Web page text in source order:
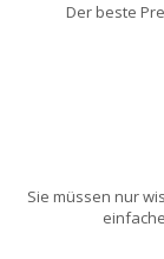
Der beste
Sie müssen nur